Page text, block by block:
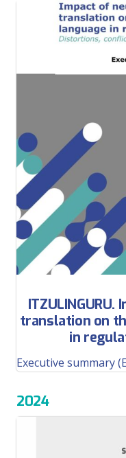
translation on
in
Executive summary
2024